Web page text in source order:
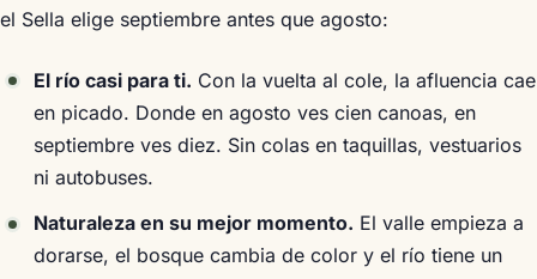
el Sella elige septiembre antes que agosto:
El río casi para ti. Con la vuelta al cole, la afluencia cae
en picado. Donde en agosto ves cien canoas, en
septiembre ves diez. Sin colas en taquillas, vestuarios
ni autobuses.
Naturaleza en su mejor momento. El valle empieza a
dorarse, el bosque cambia de color y el río tiene un